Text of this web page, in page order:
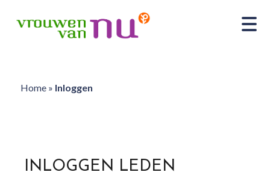
Home» Inloggen
INLOGGEN LEDEN